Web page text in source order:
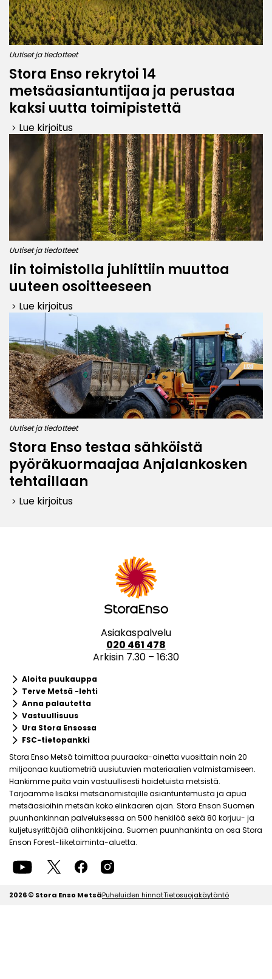
Uutiset ja tiedotteet
Stora Enso rekrytoi 14
metsäasiantuntijaa ja perustaa
kaksi uutta toimipistettä
keyboard_arrow_right Lue kirjoitus
Uutiset ja tiedotteet
Iin toimistolla juhlittiin muuttoa
uuteen osoitteeseen
keyboard_arrow_right Lue kirjoitus
Uutiset ja tiedotteet
Stora Enso testaa sähköistä
pyöräkuormaajaa Anjalankosken
tehtaillaan
keyboard_arrow_right Lue kirjoitus
Asiakaspalvelu
020 461 478
Arkisin 7.30 – 16:30
keyboard_arrow_rightAloita puukauppa
keyboard_arrow_rightTerve Metsä -lehti
keyboard_arrow_rightAnna palautetta
keyboard_arrow_rightVastuullisuus
keyboard_arrow_rightUra Stora Ensossa
keyboard_arrow_rightFSC-tietopankki
Stora Enso Metsä toimittaa puuraaka-ainetta vuosittain noin 20
miljoonaa kuutiometriä uusiutuvien materiaalien valmistamiseen.
Hankimme puita vain vastuullisesti hoidetuista metsistä.
Tarjoamme lisäksi metsänomistajille asiantuntemusta ja apua
metsäasioihin metsän koko elinkaaren ajan. Stora Enson Suomen
puunhankinnan palveluksessa on 500 henkilöä sekä 80 korjuu- ja
kuljetusyrittäjää alihankkijoina. Suomen puunhankinta on osa Stora
Enson Forest-liiketoiminta-aluetta.
2026 © Stora Enso MetsäPuheluiden hinnatTietosuojakäytäntö